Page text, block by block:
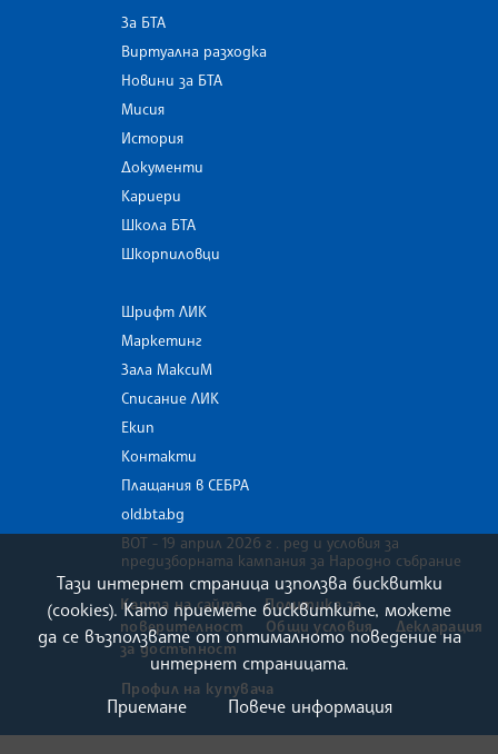
За БТА
Виртуална разходка
Новини за БТА
Мисия
История
Документи
Кариери
Школа БТА
Шкорпиловци
Шрифт ЛИК
Маркетинг
Зала МаксиМ
Списание ЛИК
Екип
Контакти
Плащания в СЕБРА
old.bta.bg
ВОТ - 19 април 2026 г . ред и условия за
предизборната кампания за Народно събрание
Карта на сайта
Политика за
поверителност
Общи условия
Декларация
за достъпност
Профил на купувача
Тази интернет страница използва бисквитки
(cookies). Като приемете бисквитките, можете
да се възползвате от оптималното поведение на
интернет страницата.
Приемане
Повече информация